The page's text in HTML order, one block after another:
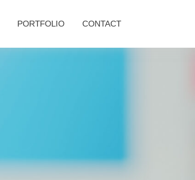
PORTFOLIO CONTACT